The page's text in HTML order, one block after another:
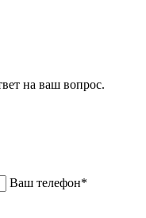
на ваш вопрос.
Ваш телефон*